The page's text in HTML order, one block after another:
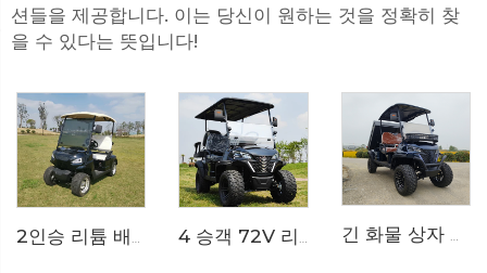
션들을 제공합니다. 이는 당신이 원하는 것을 정확히 찾
을 수 있다는 뜻입니다!
긴 화물 상자 정원 도구 리조트 유지보수 전기 골프 카트 LS2041HCX